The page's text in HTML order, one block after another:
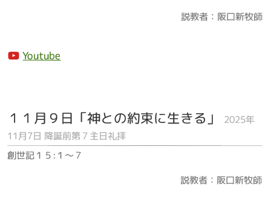
説教者：阪口新牧師
Youtube
１１月９日「神との約束に生きる」 2025年
11月7日 降誕前第７主日礼拝
創世記１５:１～７
説教者：阪口新牧師